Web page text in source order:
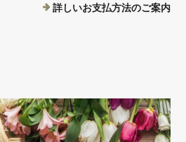
詳しいお支払方法のご案内